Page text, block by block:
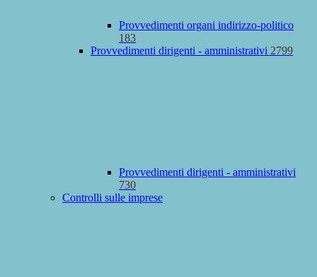
Provvedimenti organi indirizzo-politico
183
Provvedimenti dirigenti - amministrativi 2799
Provvedimenti dirigenti - amministrativi
730
Controlli sulle imprese